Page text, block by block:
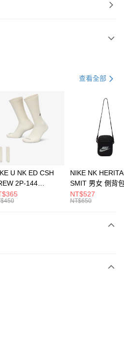
21家銀行
第一商業銀行
彰化商業銀行
再付款。
後付」後，將跳轉至「AFTEE先享後付」
費通知簡訊。
點擊此簡訊中的連結，可透過四大超商／
付款，方視為交易完成。
上)免運費
上)免運費
以上)免運費
查看全部
U NK ED CSH
2P-144
男女 短統襪
NIKE NK
SMIT 男女 側背
BA5871010
NT$527
NT$650